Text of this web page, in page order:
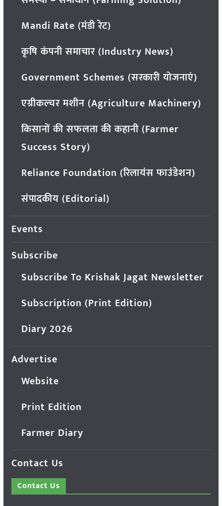
Mandi Rate (मंडी रेट)
कृषि कंपनी समाचार (Industry News)
Government Schemes (सरकारी योजनाएं)
एग्रीकल्चर मशीन (Agriculture Machinery)
किसानों की सफलता की कहानी (Farmer
Success Story)
Reliance Foundation (रिलायंस फाउंडेशन)
संपादकीय (Editorial)
Events
Subscribe
Subscribe To Krishak Jagat Newsletter
Subscription (Print Edition)
Diary 2026
Advertise
Website
Print Edition
Farmer Diary
Contact Us
Contact Us